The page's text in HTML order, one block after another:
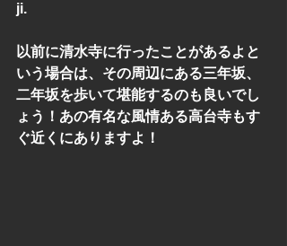
ji.
以前に清水寺に行ったことがあるよと
いう場合は、その周辺にある三年坂、
二年坂を歩いて堪能するのも良いでし
ょう！あの有名な風情ある高台寺もす
ぐ近くにありますよ！